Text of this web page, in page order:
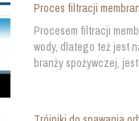
Proces filtracji
Procesem filtracji
wody, dlatego też jest
branży spożywczej,